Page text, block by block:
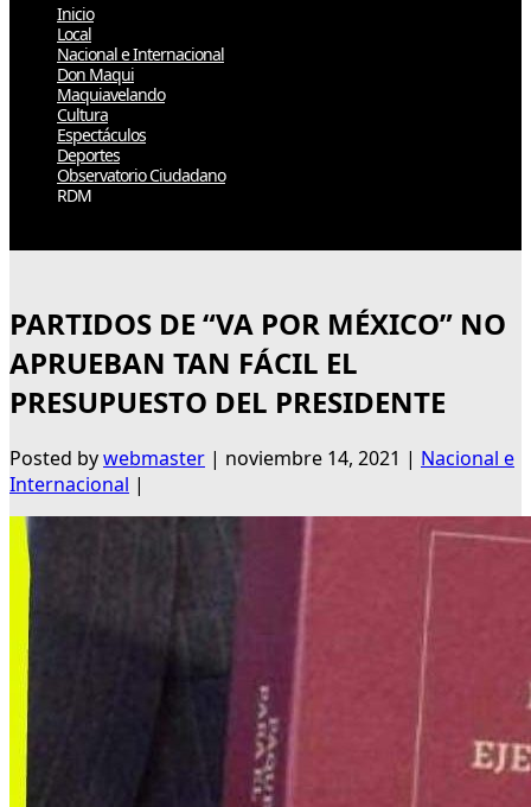
Inicio
Local
Nacional e Internacional
Don Maqui
Maquiavelando
Cultura
Espectáculos
Deportes
Observatorio Ciudadano
RDM
PARTIDOS DE “VA POR MÉXICO” NO
APRUEBAN TAN FÁCIL EL
PRESUPUESTO DEL PRESIDENTE
Posted bywebmaster | noviembre 14, 2021 | Nacional e
Internacional |